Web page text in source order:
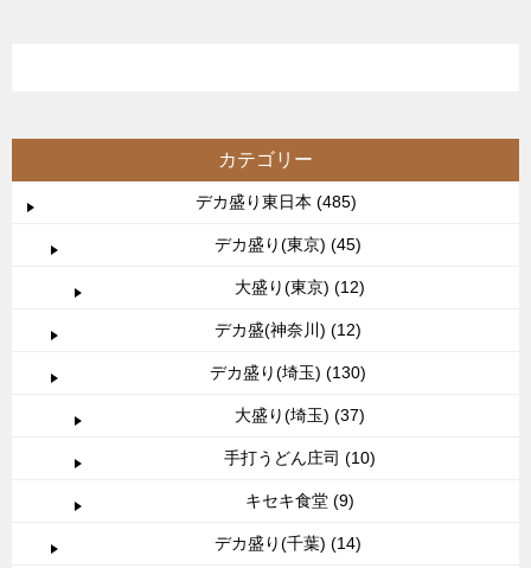
カテゴリー
デカ盛り東日本 (485)
デカ盛り(東京) (45)
大盛り(東京) (12)
デカ盛(神奈川) (12)
デカ盛り(埼玉) (130)
大盛り(埼玉) (37)
手打うどん庄司 (10)
キセキ食堂 (9)
デカ盛り(千葉) (14)